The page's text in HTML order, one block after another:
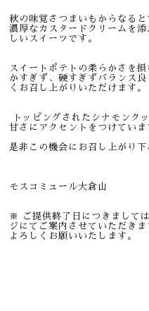
秋の味覚さつまいもからなる
濃厚なカスタードクリームを
しいスイーツです。
スイートポテトの柔らかさを
かすぎず、硬すぎずバランス
くお召し上がりいただけます。
トッピングされたシナモンク
甘さにアクセントをつけていま
是非この機会にお召し上がり下
モスコミュール大倉山
※ ご提供終了日につきまして
ジにてご案内させていただきま
よろしくお願いいたします。